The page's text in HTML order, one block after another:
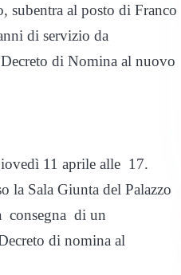
subentra al posto di Franco
di servizio da
di Nomina al nuovo
11 aprile alle 17.
la Sala Giunta del Palazzo
consegna di un
di nomina al